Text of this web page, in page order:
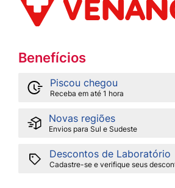
Benefícios
Piscou chegou
Receba em até 1 hora
Novas regiões
Envios para Sul e Sudeste
Descontos de Laboratório
Cadastre-se e verifique seus